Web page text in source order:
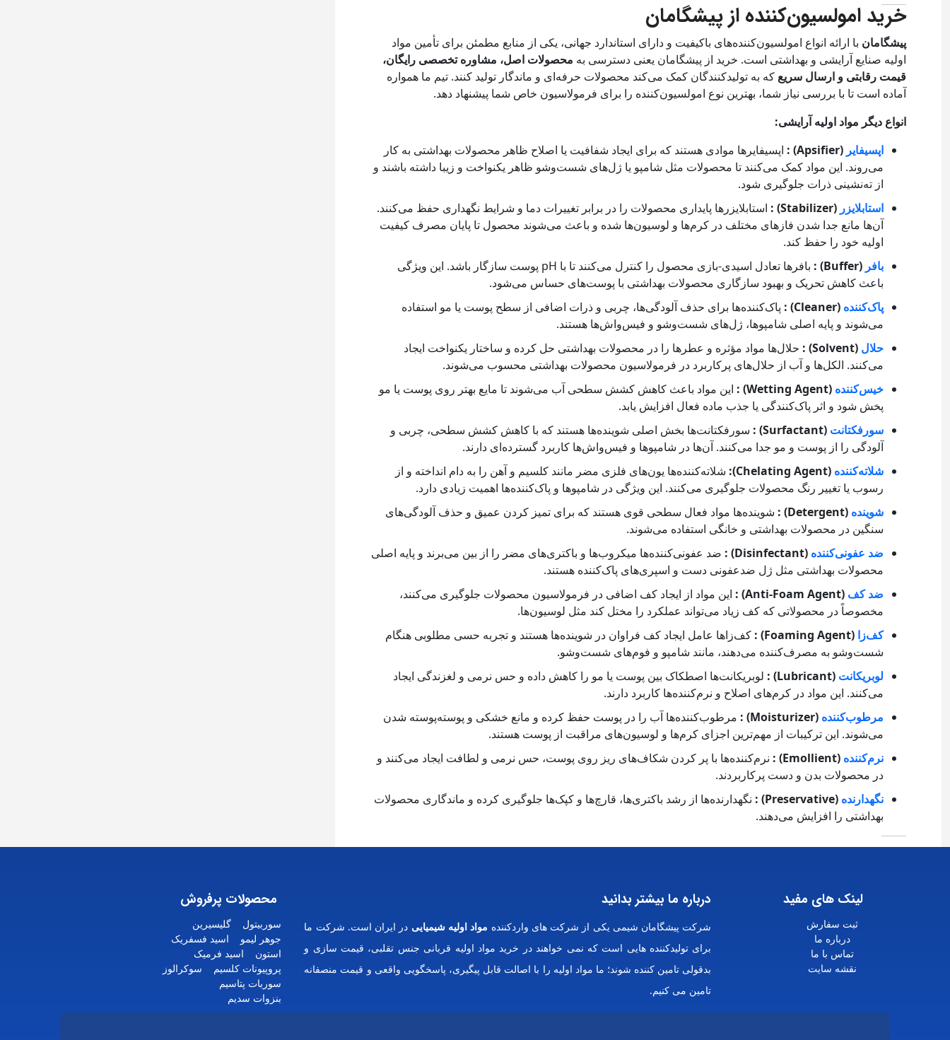
خرید امولسیون‌کننده از پیشگامان
پیشگامان با ارائه انواع امولسیون‌کننده‌های باکیفیت و دارای استاندارد جهانی، یکی از منابع مطمئن برای تأمین مواد
اولیه صنایع آرایشی و بهداشتی است. خرید از پیشگامان یعنی دسترسی به محصولات اصل، مشاوره تخصصی رایگان،
قیمت رقابتی و ارسال سریع که به تولیدکنندگان کمک می‌کند محصولات حرفه‌ای و ماندگار تولید کنند. تیم ما همواره
آماده است تا با بررسی نیاز شما، بهترین نوع امولسیون‌کننده را برای فرمولاسیون خاص شما پیشنهاد دهد.
انواع دیگر مواد اولیه آرایشی:
اپسیفایر (Apsifier) :
اپسیفایرها موادی هستند که برای ایجاد شفافیت یا اصلاح ظاهر محصولات بهداشتی به کار
می‌روند. این مواد کمک می‌کنند تا محصولات مثل شامپو یا ژل‌های شست‌وشو ظاهر یکنواخت و زیبا داشته باشند و
از ته‌نشینی ذرات جلوگیری شود.
استابلایزر (Stabilizer) :
استابلایزرها پایداری محصولات را در برابر تغییرات دما و شرایط نگهداری حفظ می‌کنند.
آن‌ها مانع جدا شدن فازهای مختلف در کرم‌ها و لوسیون‌ها شده و باعث می‌شوند محصول تا پایان مصرف کیفیت
اولیه خود را حفظ کند.
بافر (Buffer) :
بافرها تعادل اسیدی-بازی محصول را کنترل می‌کنند تا با pH پوست سازگار باشد. این ویژگی
باعث کاهش تحریک و بهبود سازگاری محصولات بهداشتی با پوست‌های حساس می‌شود.
پاک‌کننده (Cleaner) :
پاک‌کننده‌ها برای حذف آلودگی‌ها، چربی و ذرات اضافی از سطح پوست یا مو استفاده
می‌شوند و پایه اصلی شامپوها، ژل‌های شست‌وشو و فیس‌واش‌ها هستند.
حلال (Solvent) :
حلال‌ها مواد مؤثره و عطرها را در محصولات بهداشتی حل کرده و ساختار یکنواخت ایجاد
می‌کنند. الکل‌ها و آب از حلال‌های پرکاربرد در فرمولاسیون محصولات بهداشتی محسوب می‌شوند.
خیس‌کننده (Wetting Agent) :
این مواد باعث کاهش کشش سطحی آب می‌شوند تا مایع بهتر روی پوست یا مو
پخش شود و اثر پاک‌کنندگی یا جذب ماده فعال افزایش یابد.
سورفکتانت (Surfactant) :
سورفکتانت‌ها بخش اصلی شوینده‌ها هستند که با کاهش کشش سطحی، چربی و
آلودگی را از پوست و مو جدا می‌کنند. آن‌ها در شامپوها و فیس‌واش‌ها کاربرد گسترده‌ای دارند.
شلاته‌کننده (Chelating Agent):
شلاته‌کننده‌ها یون‌های فلزی مضر مانند کلسیم و آهن را به دام انداخته و از
رسوب یا تغییر رنگ محصولات جلوگیری می‌کنند. این ویژگی در شامپوها و پاک‌کننده‌ها اهمیت زیادی دارد.
شوینده (Detergent) :
شوینده‌ها مواد فعال سطحی قوی هستند که برای تمیز کردن عمیق و حذف آلودگی‌های
سنگین در محصولات بهداشتی و خانگی استفاده می‌شوند.
ضد عفونی‌کننده (Disinfectant) :
ضد عفونی‌کننده‌ها میکروب‌ها و باکتری‌های مضر را از بین می‌برند و پایه اصلی
محصولات بهداشتی مثل ژل ضدعفونی دست و اسپری‌های پاک‌کننده هستند.
ضد کف (Anti-Foam Agent) :
این مواد از ایجاد کف اضافی در فرمولاسیون محصولات جلوگیری می‌کنند،
مخصوصاً در محصولاتی که کف زیاد می‌تواند عملکرد را مختل کند مثل لوسیون‌ها.
کف‌زا (Foaming Agent) :
کف‌زاها عامل ایجاد کف فراوان در شوینده‌ها هستند و تجربه حسی مطلوبی هنگام
شست‌وشو به مصرف‌کننده می‌دهند، مانند شامپو و فوم‌های شست‌وشو.
لوبریکانت (Lubricant) :
لوبریکانت‌ها اصطکاک بین پوست یا مو را کاهش داده و حس نرمی و لغزندگی ایجاد
می‌کنند. این مواد در کرم‌های اصلاح و نرم‌کننده‌ها کاربرد دارند.
مرطوب‌کننده (Moisturizer) :
مرطوب‌کننده‌ها آب را در پوست حفظ کرده و مانع خشکی و پوسته‌پوسته شدن
می‌شوند. این ترکیبات از مهم‌ترین اجزای کرم‌ها و لوسیون‌های مراقبت از پوست هستند.
نرم‌کننده (Emollient) :
نرم‌کننده‌ها با پر کردن شکاف‌های ریز روی پوست، حس نرمی و لطافت ایجاد می‌کنند و
در محصولات بدن و دست پرکاربردند.
نگهدارنده (Preservative) :
نگهدارنده‌ها از رشد باکتری‌ها، قارچ‌ها و کپک‌ها جلوگیری کرده و ماندگاری محصولات
بهداشتی را افزایش می‌دهند.
لینک های مفید
ثبت سفارش
درباره ما
تماس با ما
نقشه سایت
درباره ما بیشتر بدانید
شرکت پیشگامان شیمی یکی از شرکت های واردکننده مواد اولیه شیمیایی در ایران است. شرکت ما
برای تولیدکننده هایی است که نمی خواهند در خرید مواد اولیه قربانی جنس تقلبی، قیمت سازی و
بدقولی تامین کننده شوند؛ ما مواد اولیه را با اصالت قابل پیگیری، پاسخگویی واقعی و قیمت منصفانه
تامین می کنیم.
محصولات پرفروش
سوربیتول
گلیسیرین
جوهر لیمو
اسید فسفریک
استون
اسید فرمیک
پروپیونات کلسیم
سوکرالوز
سوربات پتاسیم
بنزوات سدیم